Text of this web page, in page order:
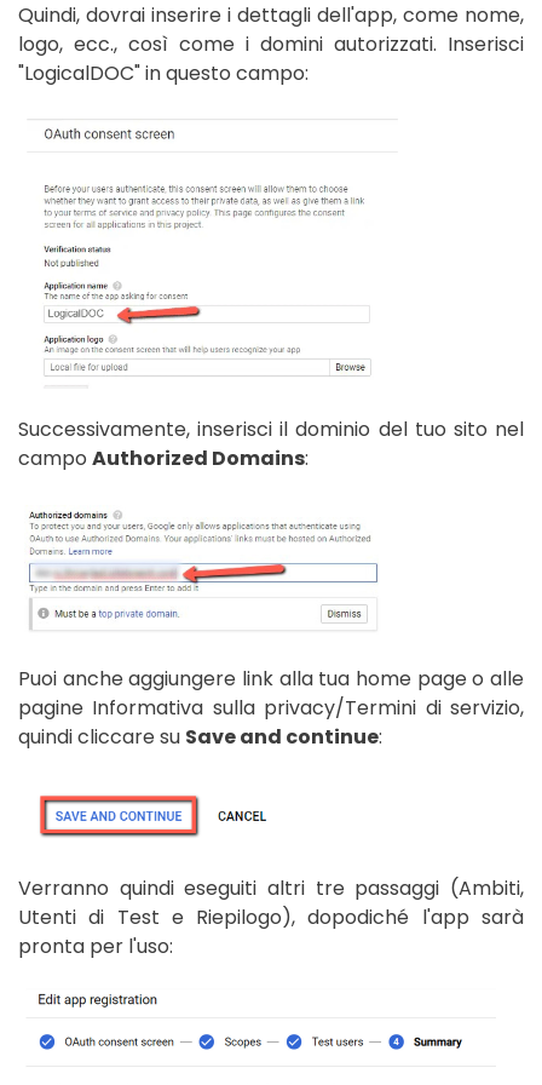
Quindi, dovrai inserire i dettagli dell'app, come nome,
logo, ecc., così come i domini autorizzati. Inserisci
"LogicalDOC" in questo campo:
Successivamente, inserisci il dominio del tuo sito nel
campo Authorized Domains:
Puoi anche aggiungere link alla tua home page o alle
pagine Informativa sulla privacy/Termini di servizio,
quindi cliccare su Save and continue:
Verranno quindi eseguiti altri tre passaggi (Ambiti,
Utenti di Test e Riepilogo), dopodiché l'app sarà
pronta per l'uso: